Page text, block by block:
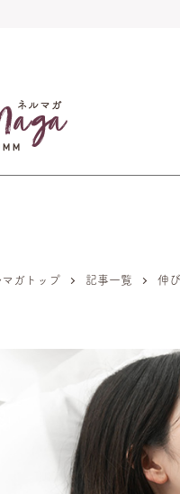
マガトップ 記事一覧 伸